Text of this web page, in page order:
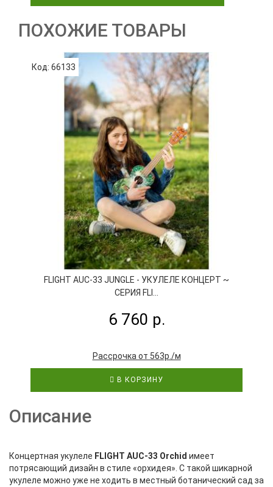
ПОХОЖИЕ ТОВАРЫ
Код: 66133
FLIGHT AUC-33 JUNGLE - УКУЛЕЛЕ КОНЦЕРТ ~
СЕРИЯ FLI...
6 760 р.
Рассрочка от 563р./м
В КОРЗИНУ
Описание
Концертная укулеле FLIGHT AUC-33 Orchid имеет
потрясающий дизайн в стиле «орхидея». С такой шикарной
укулеле можно уже не ходить в местный ботанический сад за